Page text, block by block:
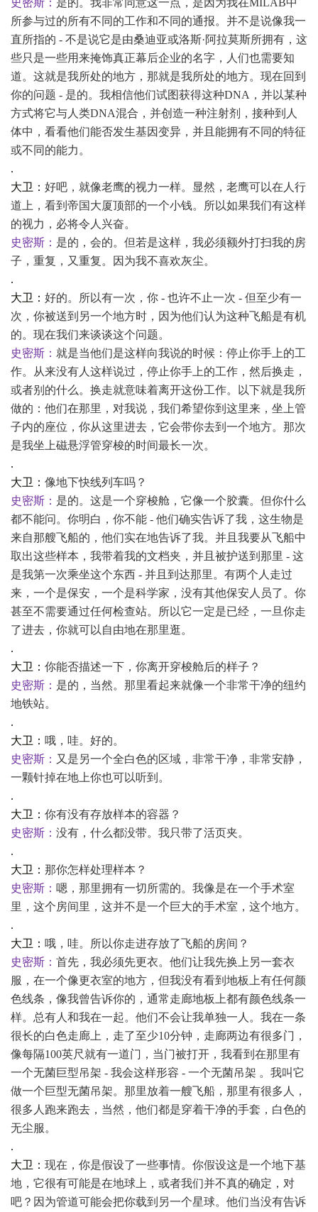
史密斯： 是的。我非常同意这一点，是因为我在 MILAB中
所参与过的所有不同的工作和不同的通报。并不是说像我一
直所指的 - 不是说它是由桑迪亚或洛斯·阿拉莫斯所拥有，这
些只是一些用来掩饰真正幕后企业的名字，人们也需要知
道。这就是我所处的地方，那就是我所处的地方。现在回到
你的问题 - 是的。我相信他们试图获得这种DNA，并以某种
方式将它与人类DNA混合，并创造一种注射剂，接种到人
体中，看看他们能否发生基因变异，并且能拥有不同的特征
或不同的能力。
.
大卫： 好吧，就像老鹰的视力一样。显然，老鹰可以在人行
道上，看到帝国大厦顶部的一个小钱。所以如果我们有这样
的视力，必将令人兴奋。
史密斯： 是的，会的。但若是这样，我必须额外打扫我的房
子，重复，又重复。因为我不喜欢灰尘。
.
大卫： 好的。所以有一次，你 - 也许不止一次 - 但至少有一
次，你被送到另一个地方时，因为他们认为这种飞船是有机
的。现在我们来谈谈这个问题。
史密斯： 就是当他们是这样向我说的时候：停止你手上的工
作。从来没有人这样说过，停止你手上的工作，然后换走，
或者别的什么。换走就意味着离开这份工作。以下就是我所
做的：他们在那里，对我说，我们希望你到这里来，坐上管
子内的座位，你从这里进去，它会带你去到一个地方。那次
是我坐上磁悬浮管穿梭的时间最长一次。
.
大卫： 像地下快线列车吗？
史密斯： 是的。这是一个穿梭舱，它像一个胶囊。但你什么
都不能问。你明白，你不能 - 他们确实告诉了我，这生物是
来自那艘飞船的，他们实在地告诉了我。并且我要从飞船中
取出这些样本，我带着我的文档夹，并且被护送到那里 - 这
是我第一次乘坐这个东西 - 并且到达那里。有两个人走过
来，一个是保安，一个是科学家，没有其他保安人员了。你
甚至不需要通过任何检查站。所以它一定是已经，一旦你走
了进去，你就可以自由地在那里逛。
.
大卫： 你能否描述一下，你离开穿梭舱后的样子？
史密斯： 是的，当然。那里看起来就像一个非常干净的纽约
地铁站。
.
大卫： 哦，哇。好的。
史密斯： 又是另一个全白色的区域，非常干净，非常安静，
一颗针掉在地上你也可以听到。
.
大卫： 你有没有存放样本的容器？
史密斯： 没有，什么都没带。我只带了活页夹。
.
大卫： 那你怎样处理样本？
史密斯： 嗯，那里拥有一切所需的。我像是在一个手术室
里，这个房间里，这并不是一个巨大的手术室，这个地方。
.
大卫： 哦，哇。所以你走进存放了飞船的房间？
史密斯： 首先，我必须先更衣。他们让我先换上另一套衣
服，在一个像更衣室的地方，但我没有看到地板上有任何颜
色线条，像我曾告诉你的，通常走廊地板上都有颜色线条一
样。总有人和我在一起。他们不会让我单独一人。我在一条
很长的白色走廊上，走了至少10分钟，走廊两边有很多门，
像每隔100英尺就有一道门，当门被打开，我看到在那里有
一个无菌巨型吊架 - 我会这样形容 - 一个无菌吊架 。我叫它
做一个巨型无菌吊架。那里放着一艘飞船，那里有很多人，
很多人跑来跑去，当然，他们都是穿着干净的手套，白色的
无尘服。
.
大卫： 现在，你是假设了一些事情。你假设这是一个地下基
地，它很有可能是在地球上，或者我们并不真的确定，对
吧？因为管道可能会把你载到另一个星球。他们当没有告诉